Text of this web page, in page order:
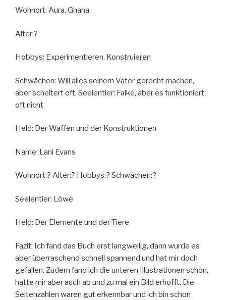
Wohnort: Aura, Ghana
Alter:?
Hobbys: Experimentieren, Konstruieren
Schwächen: Will alles seinem Vater gerecht machen,
aber scheitert oft. Seelentier: Falke, aber es funktioniert
oft nicht.
Held: Der Waffen und der Konstruktionen
Name: Lani Evans
Wohnort:? Alter:? Hobbys:? Schwächen:?
Seelentier: Löwe
Held: Der Elemente und der Tiere
Fazit: Ich fand das Buch erst langweilig, dann wurde es
aber überraschend schnell spannend und hat mir doch
gefallen. Zudem fand ich die unteren Illustrationen schön,
hatte mir aber auch ab und zu mal ein Bild erhofft. Die
Seitenzahlen waren gut erkennbar und ich bin schon